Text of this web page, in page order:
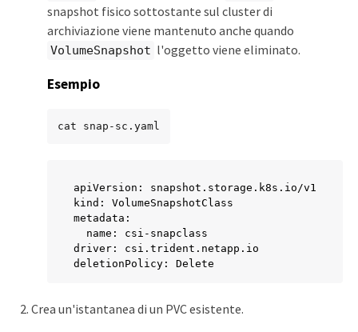
snapshot fisico sottostante sul cluster di
archiviazione viene mantenuto anche quando
VolumeSnapshot l'oggetto viene eliminato.
Esempio
cat snap-sc.yaml
apiVersion: snapshot.storage.k8s.io/v1
kind: VolumeSnapshotClass
metadata:
  name: csi-snapclass
driver: csi.trident.netapp.io
deletionPolicy: Delete
Crea un'istantanea di un PVC esistente.